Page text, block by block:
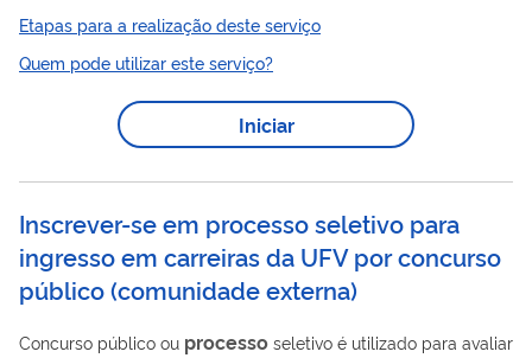
doprocesso seletivo.
Etapas para a realização deste serviço
Quem pode utilizar este serviço?
Iniciar
Inscrever-se em processo seletivo para
ingresso em carreiras da UFV por concurso
público (comunidade externa)
Concurso público ou processo seletivo é utilizado para avaliar